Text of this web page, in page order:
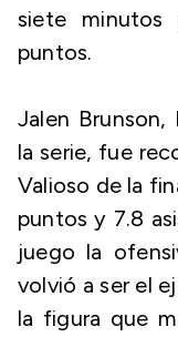
siete
puntos.
Jalen
la serie, fue
Valioso de la
puntos y 7.8
juego la
volvió a ser el
la figura que